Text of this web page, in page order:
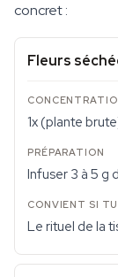
concret :
Fleurs
1x (plante
Infuser 3 à 5 g
Le rituel de la